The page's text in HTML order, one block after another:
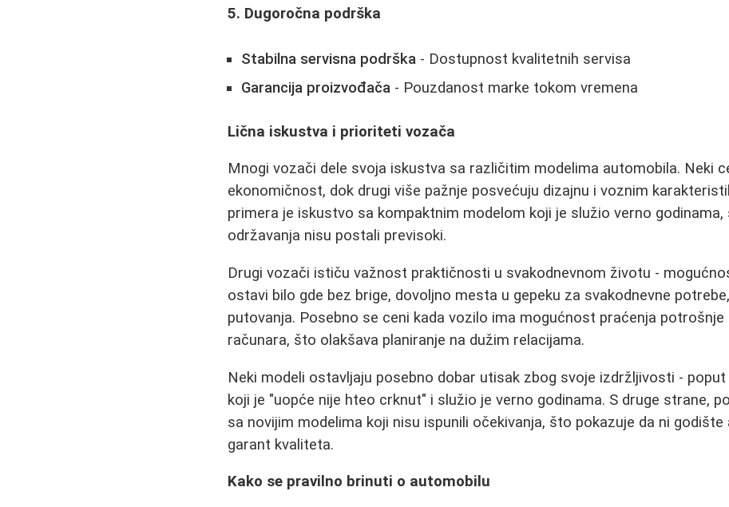
5. Dugoročna podrška
Stabilna servisna podrška - Dostupnost kvalitetnih servisa
Garancija proizvođača - Pouzdanost marke tokom vremena
Lična iskustva i prioriteti vozača
Mnogi vozači dele svoja iskustva sa različitim modelima automobila. Neki
ekonomičnost, dok drugi više pažnje posvećuju dizajnu i voznim
primera je iskustvo sa kompaktnim modelom koji je služio verno
održavanja nisu postali previsoki.
Drugi vozači ističu važnost praktičnosti u svakodnevnom životu -
ostavi bilo gde bez brige, dovoljno mesta u gepeku za svakodnevne
putovanja. Posebno se ceni kada vozilo ima mogućnost praćenja potrošnje
računara, što olakšava planiranje na dužim relacijama.
Neki modeli ostavljaju posebno dobar utisak zbog svoje izdržljivosti -
koji je "uopće nije hteo crknut" i služio je verno godinama. S druge strane,
sa novijim modelima koji nisu ispunili očekivanja, što pokazuje da ni godište
garant kvaliteta.
Kako se pravilno brinuti o automobilu